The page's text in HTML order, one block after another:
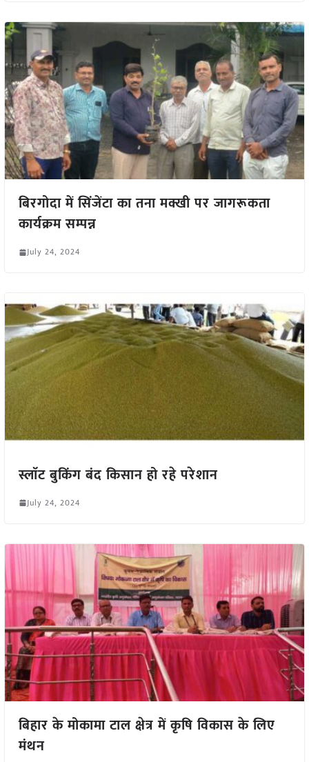
बिरगोदा में सिंजेंटा का तना मक्खी पर जागरूकता
कार्यक्रम सम्पन्न
July 24, 2024
स्लाॅट बुकिंग बंद किसान हो रहे परेशान
July 24, 2024
बिहार के मोकामा टाल क्षेत्र में कृषि विकास के लिए
मंथन